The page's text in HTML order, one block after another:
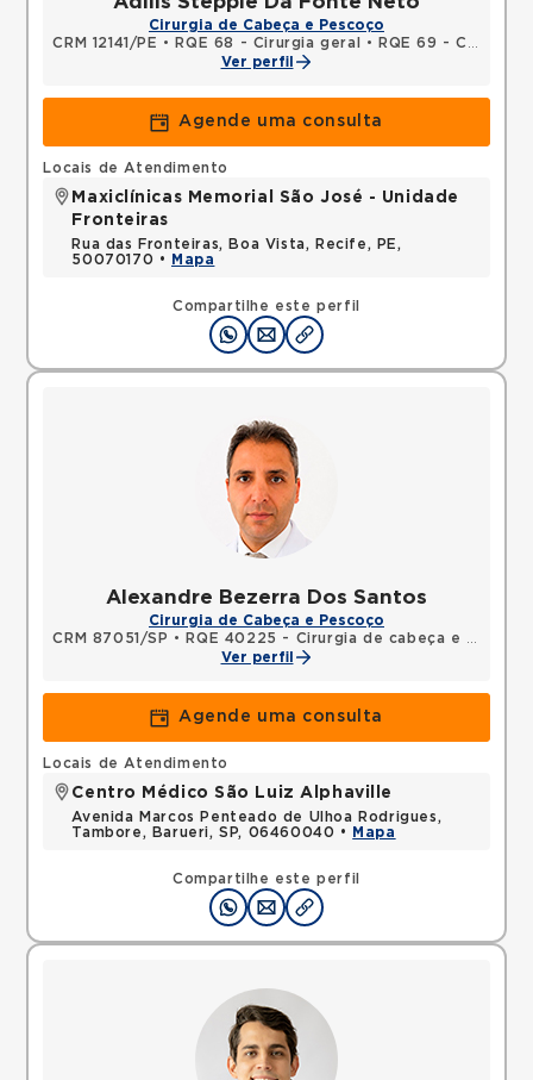
Cirurgia de Cabeça e Pescoço
CRM 12141/PE • RQE 68 - Cirurgia geral •
RQE 69 - Cirurgia de cabeça e pescoço
Ver perfil
Agende uma consulta
Compartilhe este perfil
Locais de Atendimento
Maxiclínicas Memorial São José - Unidade
Fronteiras
Rua das Fronteiras, Boa Vista, Recife, PE,
50070170 •
Mapa
Alexandre Bezerra Dos Santos
Cirurgia de Cabeça e Pescoço
CRM 87051/SP •
RQE 40225 - Cirurgia de cabeça e pescoço
Ver perfil
Agende uma consulta
Compartilhe este perfil
Locais de Atendimento
Centro Médico São Luiz Alphaville
Avenida Marcos Penteado de Ulhoa Rodrigues,
Tambore, Barueri, SP, 06460040 •
Mapa